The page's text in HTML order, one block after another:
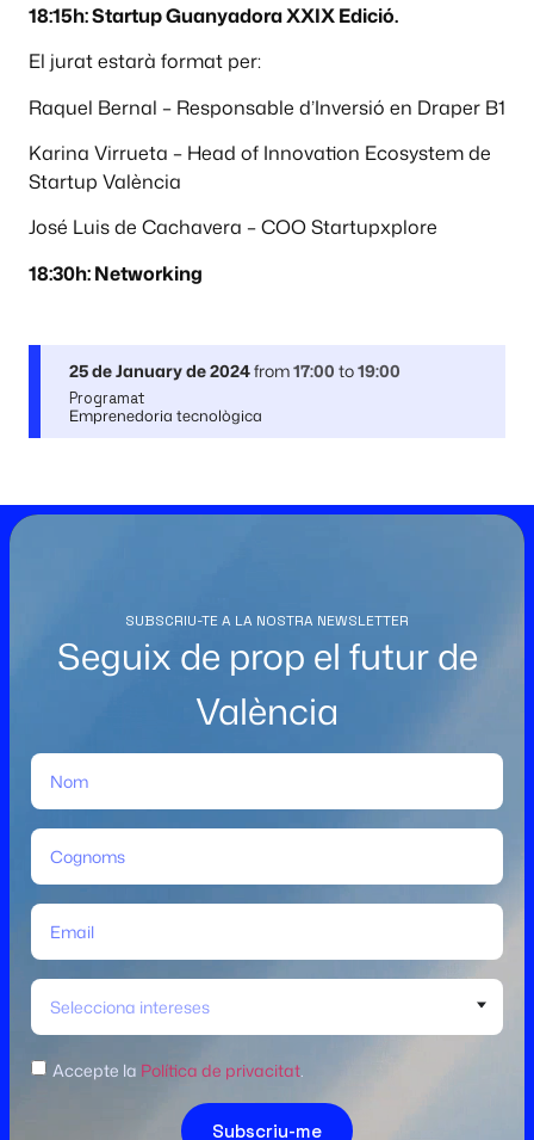
18:15h: Startup Guanyadora XXIX Edició.
El jurat estarà format per:
Raquel Bernal – Responsable d’Inversió en Draper B1
Karina Virrueta – Head of Innovation Ecosystem de
Startup València
José Luis de Cachavera – COO Startupxplore
18:30h: Networking
25 de January de 2024from17:00 to19:00
Programat
Emprenedoria tecnològica
SUBSCRIU-TE A LA NOSTRA NEWSLETTER
Seguix de prop el futur de
València
Selecciona intereses
Accepte la Política de privacitat
Subscriu-me